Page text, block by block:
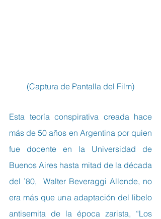
(Captura de Pantalla del Film)
Esta teoría conspirativa creada hace
más de 50 años en Argentina por quien
fue docente en la Universidad de
Buenos Aires hasta mitad de la década
del ’80,  Walter Beveraggi Allende, no
era más que una adaptación del libelo
antisemita de la época zarista, “Los